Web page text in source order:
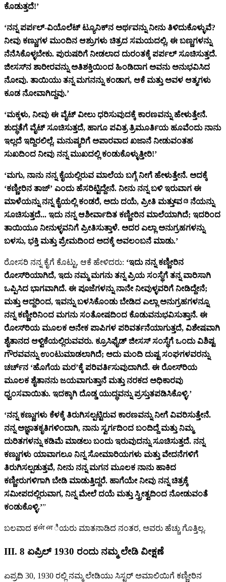
ಕೊಡುತ್ತದೆ!’
‘ನನ್ನ ಪರ್ಪಲ್-ವಿಯೊಲೆಟ್ ಟ್ಯೂನಿಕ್‌ನ ಅರ್ಥವನ್ನು ನೀನು ತಿಳಿದುಕೊಳ್ಳುವೆ?
ನೀವು ಕಣ್ಣುಗಳ ಮುಂದಿನ ಆಶ್ರುಗಳು ಚಿತ್ರದ ಸಮಯದಲ್ಲಿ, ಈ ಬಣ್ಣಗಳನ್ನು
ನೆನೆಸಿಕೊಳ್ಳಬೇಕು. ಪುರುಷರಿಗೆ ನೀಡಲಾದ ದುರಂತಕ್ಕೆ ಪರ್ಪಲ್ ಸೂಚಿಸುತ್ತದೆ.
ಜೀಸಸ್‌ನ ಶಾರೀರವನ್ನು ಅತಿಶಕ್ತಿಯಿಂದ ಹಿಂಡಿದಾಗ ಅವನು ಅನುಭವಿಸಿದ
ನೋವು. ತಾಯಿಯು ತನ್ನ ಮಗನನ್ನು ಕಂಡಾಗ, ಆಕೆ ಮತ್ತು ಅವಳ ಆತ್ಮಗಳು
ಕೂಡ ನೋವಾಗಿದ್ದವು.’
‘ಮಕ್ಕಳು, ನೀವು ಈ ವೈಟ್ ವೀಲು ಧರಿಸುವುದಕ್ಕೆ ಕಾರಣವನ್ನು ಹೇಳುತ್ತೇನೆ.
ಶುದ್ಧತೆಗೆ ವೈಟ್ ಸೂಚಿಸುತ್ತದೆ, ಹಾಗೂ ಪವಿತ್ರ ತ್ರಿಮೂರ್ತಿಯ ಹೂವೆಂದು ನಾನು
ಇಲ್ಲದೆ ಇದ್ದಿರಲಿಲ್ಲೆ. ಮನುಷ್ಯರಿಗೆ ಅಪಾರವಾದ ಖಜಾನೆ ನೀಡುವಂತಹ
ಸುಖದಿಂದ ನೀವು ನನ್ನ ಮುಖದಲ್ಲಿ ಕಂಡುಕೊಳ್ಳುತ್ತೀರಿ!’
‘ಮಗು, ನಾನು ನನ್ನ ಕೈಯಲ್ಲಿರುವ ಮಾಲೆಯ ಬಗ್ಗೆ ನೀಗೆ ಹೇಳುತ್ತೇನೆ. ಅದಕ್ಕೆ
‘ಕಣ್ಣೀರಿನ ತಾಜ್’ ಎಂದು ಹೆಸರಿಟ್ಟಿದ್ದೇನೆ. ನೀನು ನನ್ನ ಬಳಿ ಇರುವಾಗ ಈ
ಮಾಳೆಯನ್ನು ನನ್ನ ಕೈಯಲ್ಲಿ ಕಂಡರೆ, ಅದು ದಯೆ, ಪ್ರೀತಿ ಮತ್ತು ವേദನೆಯನ್ನು
ಸೂಚಿಸುತ್ತದೆ... ಇದು ನನ್ನ ಆಶೀರ್ವಾದಿತ ಕಣ್ಣೀರಿನ ಮಾಲೆಯಾಗಿದೆ; ಇದರಿಂದ
ತಾಯಿಯೂ ನೀನುಳ್ಳವನಿಗೆ ಪ್ರೀತಿಸುತ್ತಾಳೆ. ಅದರ ಎಲ್ಲಾ ಅನುಗ್ರಹಗಳನ್ನು
ಬಳಸು, ಭಕ್ತಿ ಮತ್ತು ಪ್ರೇಮದಿಂದ ಅದಕ್ಕೆ ಅವಲಂಬನೆ ಮಾಡು.’
ರೋಸರಿ ನನ್ನ ಕೈಗೆ ಕೊಟ್ಟು, ಆಕೆ ಹೇಳಿದರು: ‘ಇದು ನನ್ನ ಕಣ್ಣೀರಿನ
ರೋಸ್‌ರಿಯಾಗಿದೆ, ಇದು ನಮ್ಮ ಮಗನು ತನ್ನ ಪ್ರಿಯ ಸಂಸ್ಥೆಗೆ ತನ್ನ ವಾರಿಸಾಗಿ
ಒಪ್ಪಿಸಿದ ಭಾಗವಾಗಿದೆ. ಈ ಪೂಜೆಗಳನ್ನು ನಾನೇ ನೀವುಳ್ಳವರಿಗೆ ನೀಡಿದ್ದೇನೆ;
ಮತ್ತು ಆದ್ದರಿಂದ, ಇವನ್ನು ಬಳಸಿಕೊಂಡು ಬೇಡಿದ ಎಲ್ಲಾ ಅನುಗ್ರಹಗಳನ್ನೂ
ನನ್ನ ಕಣ್ಣೀರಿನಿಂದ ಮಗನು ಸಂತೋಷದಿಂದ ಕೊಡುವನುಭವಿಸುತ್ತಾನೆ. ಈ
ರೋಸ್‌ರಿಯ ಮೂಲಕ ಅನೇಕ ಪಾಪಿಗಳ ಪರಿವರ್ತನೆಯಾಗುತ್ತದೆ, ವಿಶೇಷವಾಗಿ
ಶೈತಾನದ ಆಳ್ವಿಕೆಯಲ್ಲಿರುವವರು. ಕ್ರೂಸಿಫೈಡ್ ಜೀಸಸ್ ಸಂಸ್ಥೆಗೆ ಒಂದು ವಿಶಿಷ್ಟ
ಗೌರವವನ್ನು ಉಂಟುಮಾಡಲಾಗಿದೆ; ಅದು ಮಂದಿ ದುಷ್ಟ ಸಂಘಗಳವರನ್ನು
ಚರ್ಚ್‌ನ ‘ಹೊಗೆಯ ಮರ’ಕ್ಕೆ ಪರಿವರ್ತಿಸುವುದಾಗಿದೆ. ಈ ರೋಸ್‌ರಿಯ
ಮೂಲಕ ಶೈತಾನನು ಜಯವಾಗುತ್ತಾನೆ ಮತ್ತು ನರಕದ ಅಧಿಕಾರವು
ಧ್ವಂಸವಾಯಿತು. ಇದಕ್ಕಾಗಿ ದೊಡ್ಡ ಯುದ್ಧವನ್ನು ಪ್ರಸ್ತುತಪಡಿಸಿಕೊಳ್ಳಿ.’
‘ನನ್ನ ಕಣ್ಣುಗಳು ಕೆಳಕ್ಕೆ ತಿರುಗಿಸಲ್ಪಟ್ಟಿರುವ ಕಾರಣವನ್ನು ನೀಗೆ ವಿವರಿಸುತ್ತೇನೆ.
ನನ್ನ ಅಜ್ಞಾತಕೃತಿಗಳಿಂದಾಗಿ, ನಾನು ಸ್ವರ್ಗದಿಂದ ಬಂದಿದ್ದೆ ಮತ್ತು ನಿಮ್ಮ
ದುರಿತಗಳನ್ನು ಕಡಿಮೆ ಮಾಡಲು ಬಂದು ಇರುವುದನ್ನು ಸೂಚಿಸುತ್ತದೆ. ನನ್ನ
ಕಣ್ಣುಗಳು ಯಾವಾಗಲೂ ನಿನ್ನ ಸೋಮಾರಿಯಗಳು ಮತ್ತು ವೇದನೆಗಳಿಗೆ
ತಿರುಗಿಸಲ್ಪಡುತ್ತವೆ, ನೀನು ನನ್ನ ಮಗನ ಮೂಲಕ ನಾನು ಹಾಕಿದ
ಕಣ್ಣೀರುಗಳಿಗಾಗಿ ಬೇಡಿ ಮಾಡುತ್ತಿದ್ದರೆ. ಹಾಗೆಯೇ ನೀವು ನನ್ನ ಚಿತ್ರಕ್ಕೆ
ಸಮೀಪದಲ್ಲಿರುವಾಗ, ನಿನ್ನ ಮೇಲೆ ದಯೆ ಮತ್ತು ಸ್ತ್ರೀತ್ವದಿಂದ ನೋಡುವಂತೆ
ಕಂಡುಕೊಳ್ಳಿ.’”
ಬಲವಾದ ಕன்னಿಯರು ಮಾತನಾಡಿದ ನಂತರ, ಅವರು ಹೆಚ್ಚು ಗೊತ್ತಿಲ್ಲ.
III. 8 ಏಪ್ರಿಲ್‌ 1930 ರಂದು ನಮ್ಮ ಲೇಡಿ ವೀಕ್ಷಣೆ
ಏಪ್ರದಿ 30, 1930 ರಲ್ಲಿ ನಮ್ಮ ಲೇಡಿಯು ಸಿಸ್ಟರ್ ಅಮಾಲಿಯಿಗೆ ಕಣ್ಣೀರಿನ